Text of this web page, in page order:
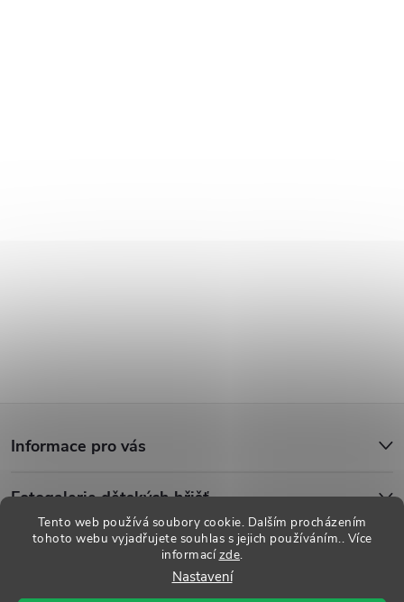
Tento web používá soubory cookie. Dalším procházením
tohoto webu vyjadřujete souhlas s jejich používáním.. Více
informacízde.
Nastavení
p
Informace pro vás
Fotogalerie dětských hřišť
Dětská hřiště . Všechna práva vyhrazena.
nastavení cookies